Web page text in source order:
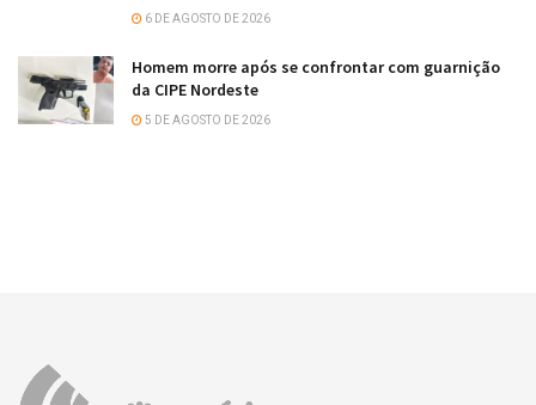
6 DE AGOSTO DE 2026
Homem morre após se confrontar com guarnição
da CIPE Nordeste
5 DE AGOSTO DE 2026